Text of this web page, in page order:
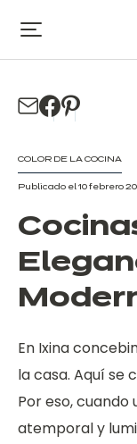
Abrir
el
COLOR DE LA COCINA
Publicado el 10 febrero
En Ixina
la casa. Aquí se
Por eso,
atemporal y